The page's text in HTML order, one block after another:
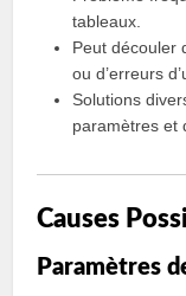
tableaux.
Peut découler
ou d’erreurs
Solutions
paramètres et
Causes
Paramètres